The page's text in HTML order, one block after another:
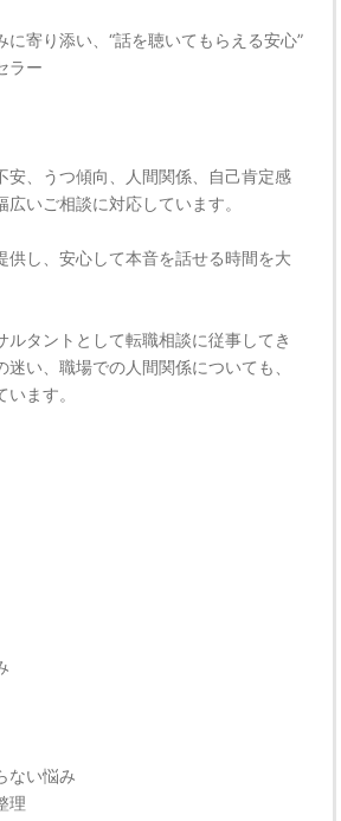
寄り添い、“話を聴いてもらえる安心”
ラー
、うつ傾向、人間関係、自己肯定感
いご相談に対応しています。
し、安心して本音を話せる時間を大
タントとして転職相談に従事してき
い、職場での人間関係についても、
ます。
ない悩み
理